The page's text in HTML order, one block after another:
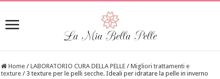
Home / LABORATORIO CURA DELLA PELLE / Migliori trattamenti e
texture / 3 texture per le pelli secche. Ideali per idratare la pelle in inverno